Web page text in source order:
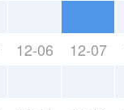
12-06 12-07